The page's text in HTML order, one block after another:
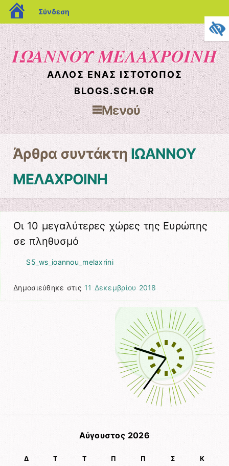
blogs.sch.gr
Σύνδεση
ΙΩΑΝΝΟΥ ΜΕΛΑΧΡΟΙΝΗ
ΆΛΛΟΣ ΈΝΑΣ ΙΣΤΌΤΟΠΟΣ
BLOGS.SCH.GR
Μενού
Μετάβαση στο περιεχόμενο
Άρθρα συντάκτη ΙΩΑΝΝΟΥ
ΜΕΛΑΧΡΟΙΝΗ
Οι 10 μεγαλύτερες χώρες της Ευρώπης
σε πληθυσμό
S5_ws_ioannou_melaxrini
Δημοσιεύθηκε στις 11 Δεκεμβρίου 2018
Αύγουστος 2026
Δ Τ Τ Π Π Σ Κ